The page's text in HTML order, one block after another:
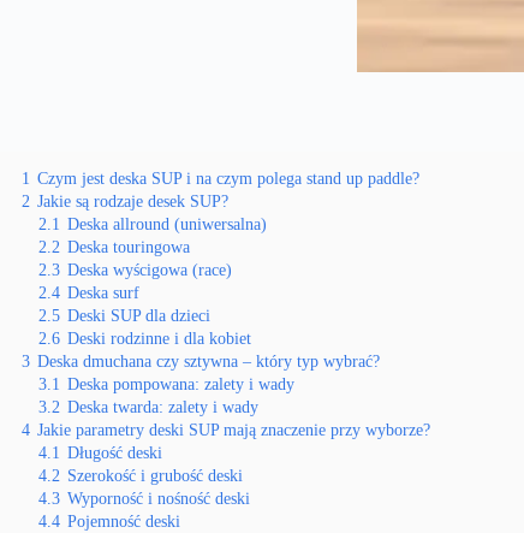
1 Czym jest deska SUP i na czym polega stand up paddle?
2 Jakie są rodzaje desek SUP?
2.1 Deska allround (uniwersalna)
2.2 Deska touringowa
2.3 Deska wyścigowa (race)
2.4 Deska surf
2.5 Deski SUP dla dzieci
2.6 Deski rodzinne i dla kobiet
3 Deska dmuchana czy sztywna – który typ wybrać?
3.1 Deska pompowana: zalety i wady
3.2 Deska twarda: zalety i wady
4 Jakie parametry deski SUP mają znaczenie przy wyborze?
4.1 Długość deski
4.2 Szerokość i grubość deski
4.3 Wyporność i nośność deski
4.4 Pojemność deski